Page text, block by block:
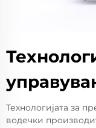
Технологијата за
водечки